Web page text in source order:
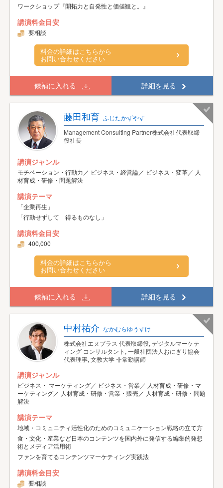
ワークショップ『開拓力と自発性と価値観と。』
講演料金目安
要相談
料金の詳細はこちらから
お問い合わせください
候補に入れる 詳細を見る
藤田和育 ふじたかずやす
Management Consulting Partner株式会社代表取締
役社長
講演ジャンル
モチベーション・行動力／ ビジネス・経営論／ ビジネス・変革／ 人
材育成・研修・問題解決
講演テーマ
「企業再生」
「行動せずして 得るものなし」
講演料金目安
400,000
料金の詳細はこちらから
お問い合わせください
候補に入れる 詳細を見る
中村祐介 なかむらゆうすけ
株式会社エヌプラス 代表取締役, デジタルマーケテ
ィング コンサルタント, 一般社団法人おにぎり協会
代表理事, 文教大学 非常勤講師
講演ジャンル
ビジネス・ マーケティング／ ビジネス・営業／ 人材育成・研修・マ
ーケティング／ 人材育成・研修・営業・販売／ 人材育成・研修・問題
解決
講演テーマ
地域・コミュニティ活性化のためのコミュニケーション戦略の立て方
食・文化・産業など日本のコンテンツを国内外に発信する編集的発想
術とメディア活用術
ファンを育てるコンテンツマーケティング実践法
講演料金目安
要相談